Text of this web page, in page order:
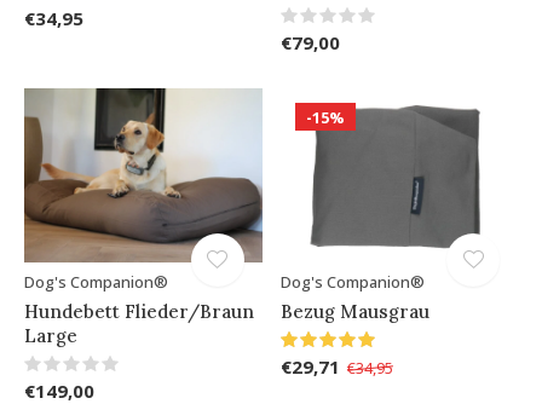
€34,95
€79,00
Dog's Companion®
Hundebett Flieder/Braun
Large
€149,00
-15%
Dog's Companion®
Bezug Mausgrau
€29,71 €34,95